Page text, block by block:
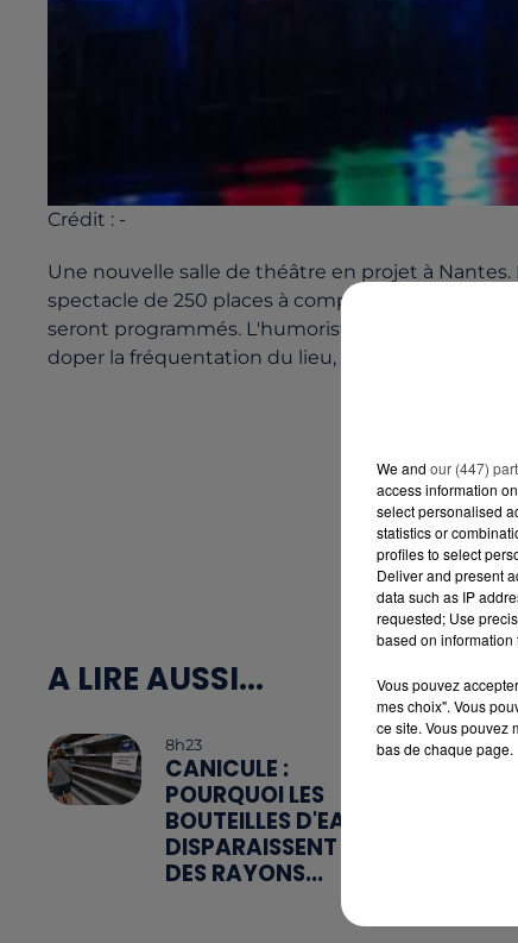
Crédit : -
Une nouvelle salle de théâtre en projet à
spectacle de 250 places à compter de
seront programmés. L'humoriste nantais
doper la fréquentation du lieu, et notamment en
A LIRE AUSSI...
8h23
CANICULE :
POURQUOI LES
BOUTEILLES D'EAU
DISPARAISSENT
DES RAYONS...
We and our (447)
access information
select personalised
statistics or
profiles to select
Deliver and present
data such as IP
requested; Use
based on information
Vous pouvez
mes choix". Vous
ce site. Vous pouvez
bas de chaque page.